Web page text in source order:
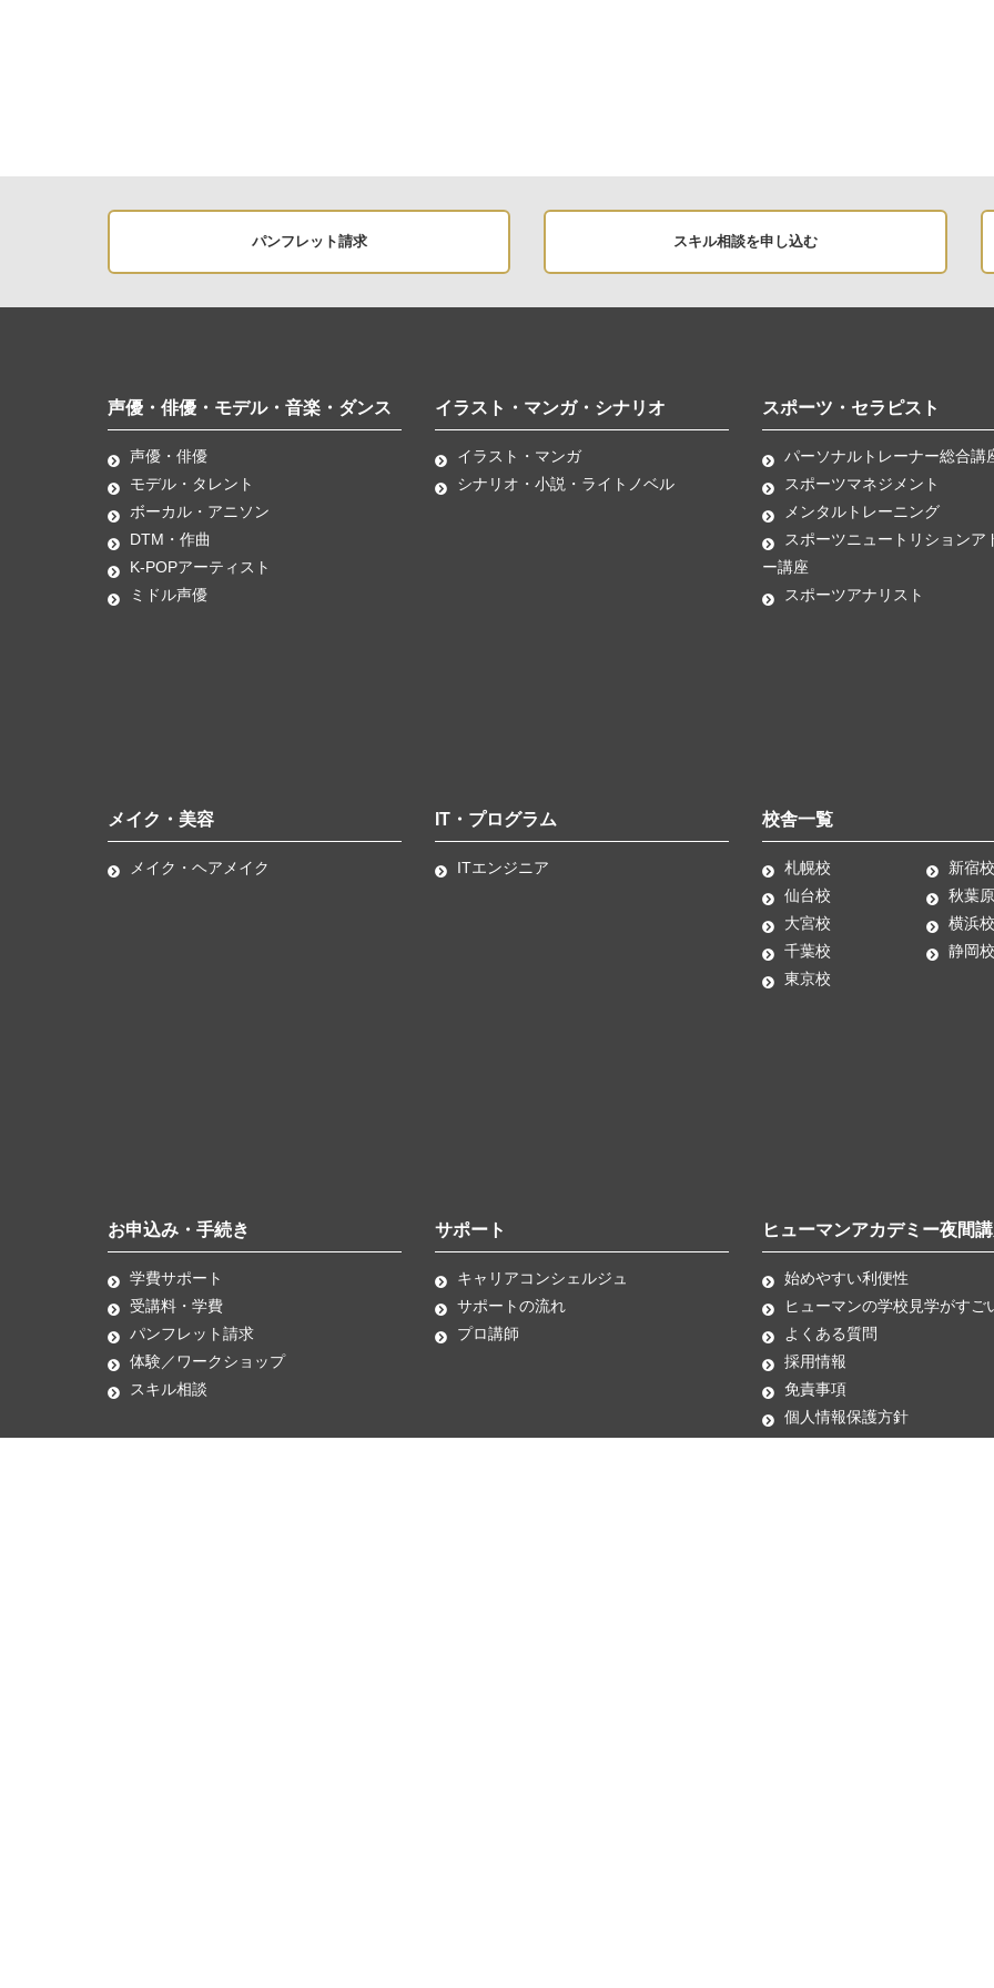
パンフレット請求 スキル相談を申し込む
声優・俳優・モデル・音楽・ダンス
声優・俳優
モデル・タレント
ボーカル・アニソン
DTM・作曲
K-POPアーティスト
ミドル声優
イラスト・マンガ・シナリオ
イラスト・マンガ
シナリオ・小説・ライトノベル
スポーツ・セラピスト
パーソナルトレーナー総合講
スポーツマネジメント
メンタルトレーニング
スポーツニュートリションア
ー講座
スポーツアナリスト
メイク・美容
メイク・ヘアメイク
IT・プログラム
ITエンジニア
校舎一覧
札幌校
仙台校
大宮校
千葉校
東京校
新宿校
秋葉
横浜校
静岡校
お申込み・手続き
学費サポート
受講料・学費
パンフレット請求
体験／ワークショップ
スキル相談
サポート
キャリアコンシェルジュ
サポートの流れ
プロ講師
ヒューマンアカデミー夜間
始めやすい利便性
ヒューマンの学校見学がすご
よくある質問
採用情報
免責事項
個人情報保護方針